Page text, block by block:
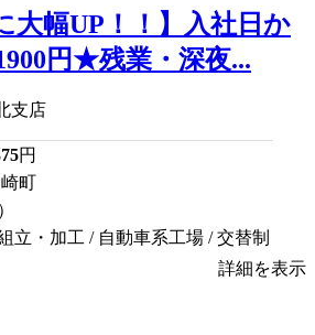
大幅UP！！】入社日か
円★残業・深夜...
支店
円
町
立・加工 / 自動車系工場 / 交替制
詳細を表示